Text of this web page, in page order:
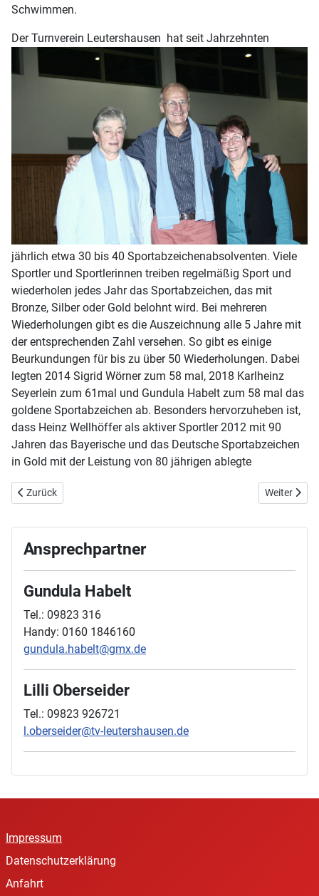
Schwimmen.
Der Turnverein Leutershausen hat seit Jahrzehnten
jährlich etwa 30 bis 40 Sportabzeichenabsolventen. Viele
Sportler und Sportlerinnen treiben regelmäßig Sport und
wiederholen jedes Jahr das Sportabzeichen, das mit
Bronze, Silber oder Gold belohnt wird. Bei mehreren
Wiederholungen gibt es die Auszeichnung alle 5 Jahre mit
der entsprechenden Zahl versehen. So gibt es einige
Beurkundungen für bis zu über 50 Wiederholungen. Dabei
legten 2014 Sigrid Wörner zum 58 mal, 2018 Karlheinz
Seyerlein zum 61mal und Gundula Habelt zum 58 mal das
goldene Sportabzeichen ab. Besonders hervorzuheben ist,
dass Heinz Wellhöffer als aktiver Sportler 2012 mit 90
Jahren das Bayerische und das Deutsche Sportabzeichen
in Gold mit der Leistung von 80 jährigen ablegte
Vorheriger Beitrag: Das Deutsche Sportabzeichen beim TVL
Zurück Nächster
Weiter
Ansprechpartner
Gundula Habelt
Tel.: 09823 316
Handy: 0160 1846160
gundula.habelt@gmx.de
Lilli Oberseider
Tel.: 09823 926721
l.oberseider@tv-leutershausen.de
Impressum
Datenschutzerklärung
Anfahrt